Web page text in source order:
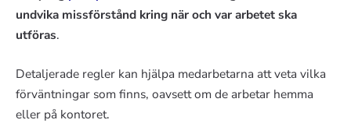
undvika missförstånd kring när och var arbetet ska
utföras.
Detaljerade regler kan hjälpa medarbetarna att veta vilka
förväntningar som finns, oavsett om de arbetar hemma
eller på kontoret.